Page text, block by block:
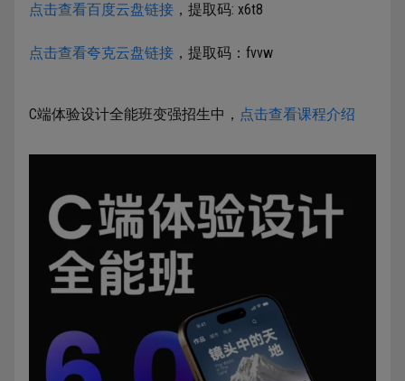
点击查看百度云盘链接 ，提取码: x6t8
点击查看夸克云盘链接 ，提取码：fvvw
C端体验设计全能班变强招生中， 点击查看课程介绍